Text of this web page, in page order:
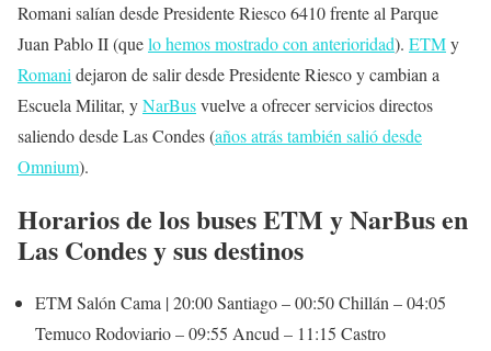
Romani salían desde Presidente Riesco 6410 frente al Parque
Juan Pablo II (quelo hemos mostrado con anterioridad). ETMy
Romanidejaron de salir desde Presidente Riesco y cambian a
Escuela Militar, yNarBusvuelve a ofrecer servicios directos
saliendo desde Las Condes (años atrás también salió desde
Omnium).
Horarios de los buses ETM y NarBus en
Las Condes y sus destinos
ETM Salón Cama | 20:00 Santiago – 00:50 Chillán – 04:05
Temuco Rodoviario – 09:55 Ancud – 11:15 Castro